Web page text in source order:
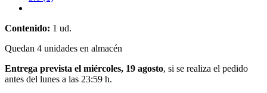
Contenido: 1 ud.
Quedan 4 unidades en almacén
Entrega prevista el miércoles, 19 agosto, si se realiza el pedido
antes del lunes a las 23:59 h.